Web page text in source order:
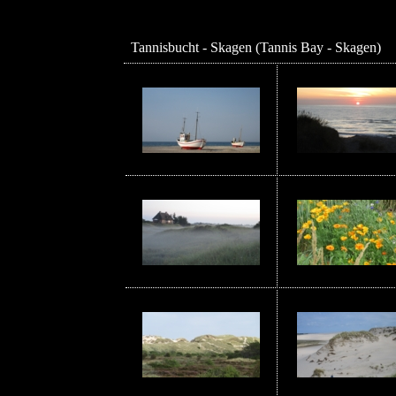
Tannisbucht - Skagen (Tannis Bay - Skagen)